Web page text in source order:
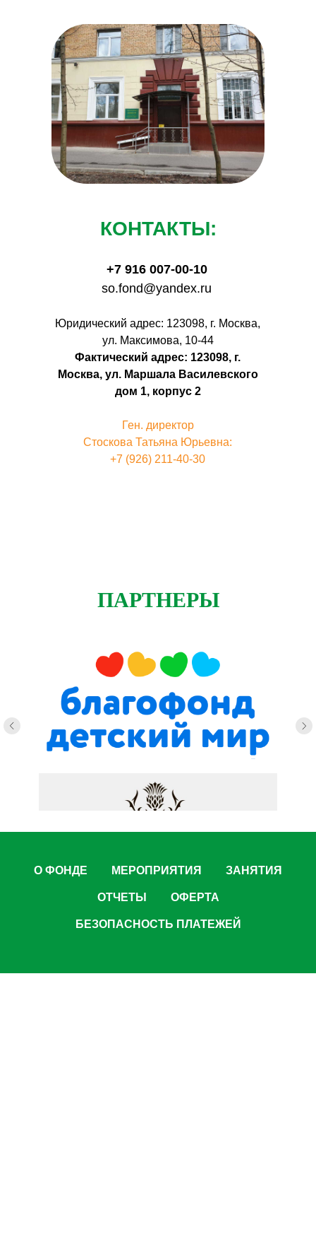
КОНТАКТЫ:
+7 916 007‑00‑10
so.fond@yandex.ru
Юридический адрес: 123098, г. Москва,
ул. Максимова, 10-44
Фактический адрес: 123098, г.
Москва, ул. Маршала Василевского
дом 1, корпус 2
Ген. директор
Стоскова Татьяна Юрьевна:
+7 (926) 211-40-30
ПАРТНЕРЫ
О ФОНДЕ МЕРОПРИЯТИЯ ЗАНЯТИЯ
ОТЧЕТЫ ОФЕРТА
БЕЗОПАСНОСТЬ ПЛАТЕЖЕЙ